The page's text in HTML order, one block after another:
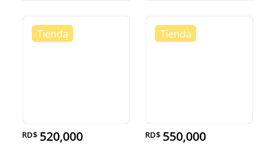
RD$ 520,000 RD$ 550,000